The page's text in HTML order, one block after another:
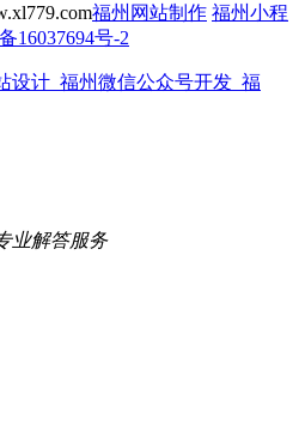
福州网站制作 福州小程
16037694号-2
设计_福州微信公众号开发_福
业解答服务